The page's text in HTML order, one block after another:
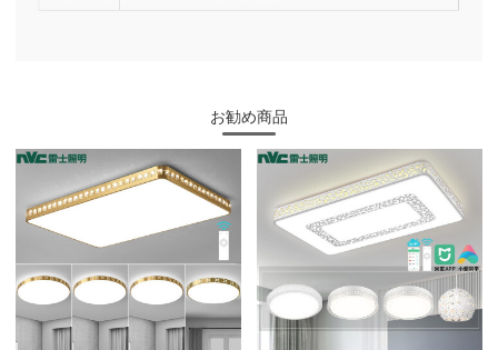
お勧め商品